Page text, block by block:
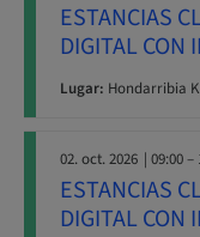
ESTANCIAS
DIGITAL CON
Lugar: Hondarribia
02. oct. 2026 | 09:00 –
ESTANCIAS
DIGITAL CON